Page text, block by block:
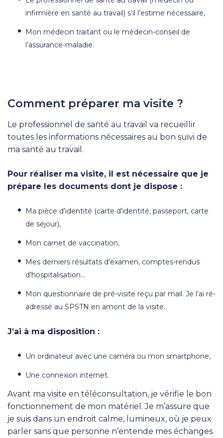
infirmière en santé au travail) s’il l’estime nécessaire,
Mon médecin traitant ou le médecin-conseil de
l’assurance-maladie.
Comment préparer ma visite ?
Le professionnel de santé au travail va recueillir
toutes les informations nécessaires au bon suivi de
ma santé au travail.
Pour réaliser ma visite, il est nécessaire que je
prépare les documents dont je dispose :
Ma pièce d’identité (carte d’identité, passeport, carte
de séjour),
Mon carnet de vaccination,
Mes derniers résultats d’examen, comptes-rendus
d’hospitalisation…
Mon questionnaire de pré-visite reçu par mail. Je l’ai ré-
adressé au SPSTN en amont de la visite.
J’ai à ma disposition :
Un ordinateur avec une caméra ou mon smartphone,
Une connexion internet.
Avant ma visite en téléconsultation, je vérifie le bon
fonctionnement de mon matériel. Je m’assure que
je suis dans un endroit calme, lumineux, où je peux
parler sans que personne n’entende mes échanges.